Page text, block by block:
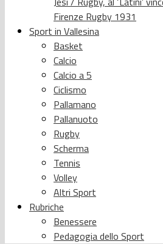
Firenze Rugby 1931
Sport in Vallesina
Basket
Calcio
Calcio a 5
Ciclismo
Pallamano
Pallanuoto
Rugby
Scherma
Tennis
Volley
Altri Sport
Rubriche
Benessere
Pedagogia dello Sport